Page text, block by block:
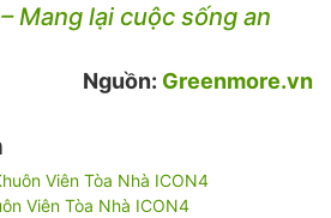
Mang lại cuộc sống an
Nguồn: Greenmore.vn
Viên Tòa Nhà ICON4